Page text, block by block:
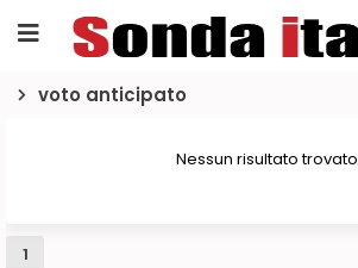
voto anticipato
Nessun risultato trovato
1